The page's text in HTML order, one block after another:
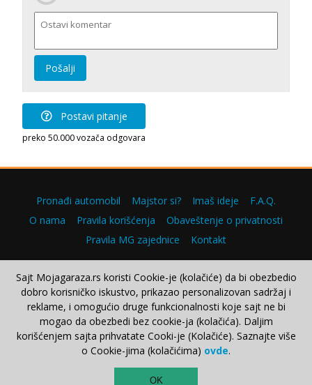
Pošalji
Postavi pitanje
preko 50.000 vozača odgovara
Pronađi automobil Majstor si? Imaš ideje
F.A.Q.
O nama
Pravila korišćenja
Obaveštenje o privatnosti
Pravila MG zajednice
Kontakt
Copyright © 2000–2026.
Sajt Mojagaraza.rs koristi Cookie-je (kolačiće) da bi obezbedio
dobro korisničko iskustvo, prikazao personalizovan sadržaj i
reklame, i omogućio druge funkcionalnosti koje sajt ne bi
mogao da obezbedi bez cookie-ja (kolačića). Daljim
korišćenjem sajta prihvatate Cooki-je (Kolačiće). Saznajte više
o Cookie-jima (kolačićima) ovde.
OK